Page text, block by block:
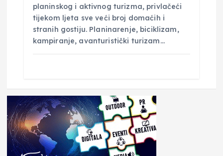
planinskog i aktivnog turizma, privlačeći
tijekom ljeta sve veći broj domaćih i
stranih gostiju. Planinarenje, biciklizam,
kampiranje, avanturistički turizam…